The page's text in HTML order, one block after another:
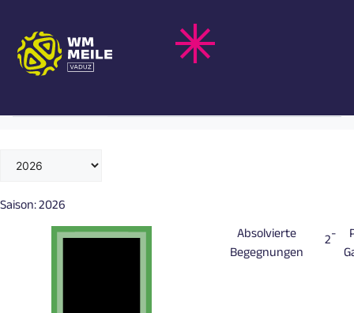
springen
IVAN PERIŠIĆ
Saison:2026
Absolvierte
Begegnungen
2-